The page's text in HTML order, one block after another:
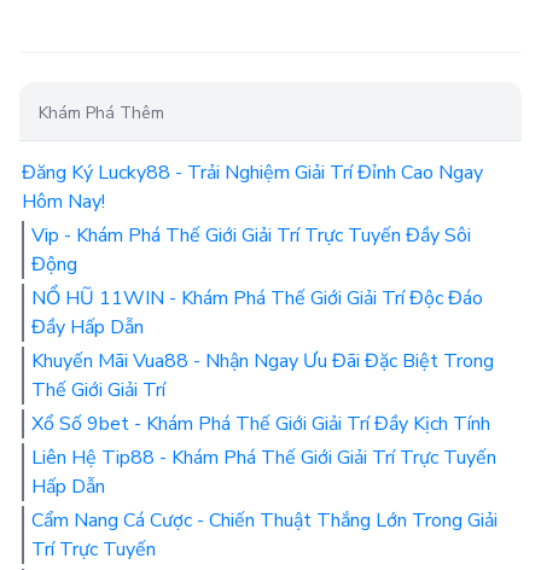
Khám Phá Thêm
Đăng Ký Lucky88 - Trải Nghiệm Giải Trí Đỉnh Cao Ngay
Hôm Nay!
Vip - Khám Phá Thế Giới Giải Trí Trực Tuyến Đầy Sôi
Động
NỔ HŨ 11WIN - Khám Phá Thế Giới Giải Trí Độc Đáo
Đầy Hấp Dẫn
Khuyến Mãi Vua88 - Nhận Ngay Ưu Đãi Đặc Biệt Trong
Thế Giới Giải Trí
Xổ Số 9bet - Khám Phá Thế Giới Giải Trí Đầy Kịch Tính
Liên Hệ Tip88 - Khám Phá Thế Giới Giải Trí Trực Tuyến
Hấp Dẫn
Cẩm Nang Cá Cược - Chiến Thuật Thắng Lớn Trong Giải
Trí Trực Tuyến